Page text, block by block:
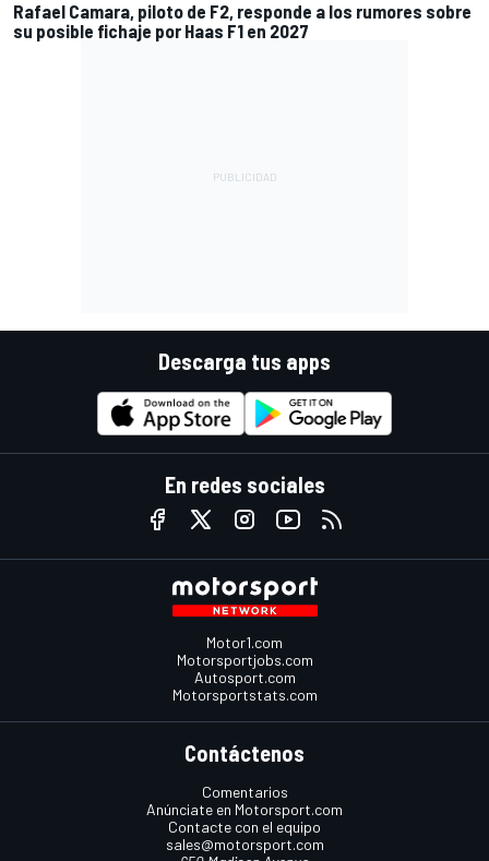
Rafael Camara, piloto de F2, responde a los rumores sobre
su posible fichaje por Haas F1 en 2027
Descarga tus apps
En redes sociales
Motor1.com
Motorsportjobs.com
Autosport.com
Motorsportstats.com
Contáctenos
Comentarios
Anúnciate en Motorsport.com
Contacte con el equipo
sales@motorsport.com